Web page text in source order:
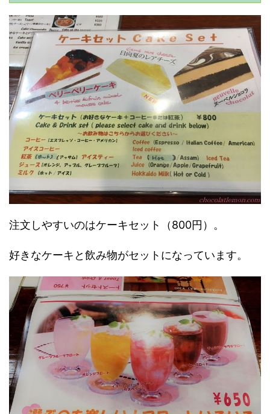
注文しやすいのはケーキセット（800円）。
好きなケーキと飲み物がセットになっています。